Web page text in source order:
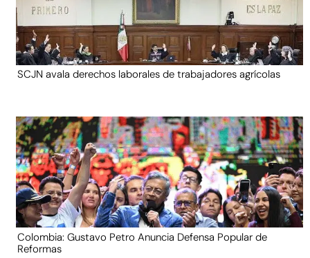
SCJN avala derechos laborales de trabajadores agrícolas
Colombia: Gustavo Petro Anuncia Defensa Popular de
Reformas